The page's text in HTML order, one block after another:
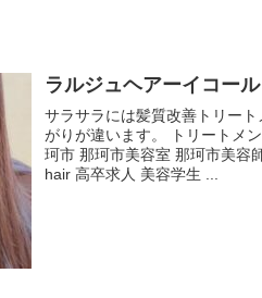
ラルジュヘアーイコール
サラサラには髪質改善トリー
がりが違います。 トリートメ
珂市 那珂市美容室 那珂市美容
hair 高卒求人 美容学生 ...